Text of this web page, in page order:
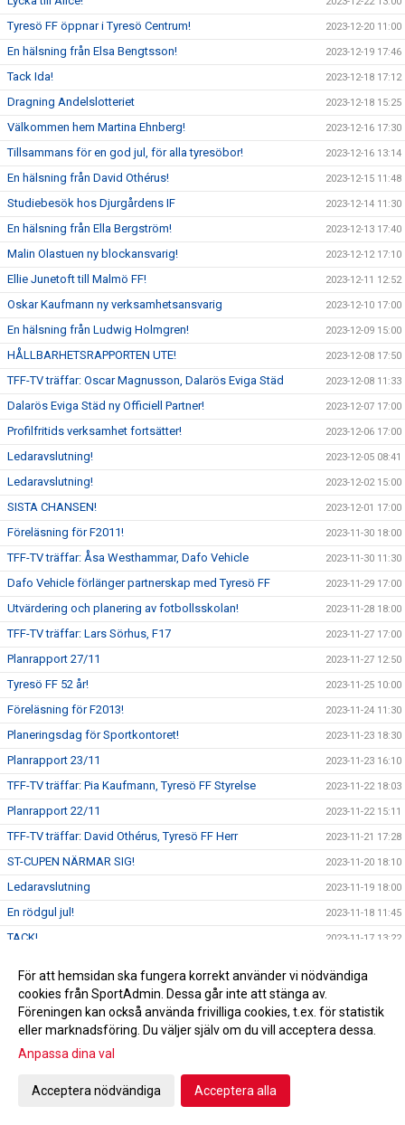
Tyresö FF öppnar i Tyresö Centrum! 2023-12-20 11:00
En hälsning från Elsa Bengtsson! 2023-12-19 17:46
Tack Ida! 2023-12-18 17:12
Dragning Andelslotteriet 2023-12-18 15:25
Välkommen hem Martina Ehnberg! 2023-12-16 17:30
Tillsammans för en god jul, för alla tyresöbor! 2023-12-16 13:14
En hälsning från David Othérus! 2023-12-15 11:48
Studiebesök hos Djurgårdens IF 2023-12-14 11:30
En hälsning från Ella Bergström! 2023-12-13 17:40
Malin Olastuen ny blockansvarig! 2023-12-12 17:10
Ellie Junetoft till Malmö FF! 2023-12-11 12:52
Oskar Kaufmann ny verksamhetsansvarig 2023-12-10 17:00
En hälsning från Ludwig Holmgren! 2023-12-09 15:00
HÅLLBARHETSRAPPORTEN UTE! 2023-12-08 17:50
TFF-TV träffar: Oscar Magnusson, Dalarös Eviga Städ 2023-12-08 11:33
Dalarös Eviga Städ ny Officiell Partner! 2023-12-07 17:00
Profilfritids verksamhet fortsätter! 2023-12-06 17:00
Ledaravslutning! 2023-12-05 08:41
Ledaravslutning! 2023-12-02 15:00
SISTA CHANSEN! 2023-12-01 17:00
Föreläsning för F2011! 2023-11-30 18:00
TFF-TV träffar: Åsa Westhammar, Dafo Vehicle 2023-11-30 11:30
Dafo Vehicle förlänger partnerskap med Tyresö FF 2023-11-29 17:00
Utvärdering och planering av fotbollsskolan! 2023-11-28 18:00
TFF-TV träffar: Lars Sörhus, F17 2023-11-27 17:00
Planrapport 27/11 2023-11-27 12:50
Tyresö FF 52 år! 2023-11-25 10:00
Föreläsning för F2013! 2023-11-24 11:30
Planeringsdag för Sportkontoret! 2023-11-23 18:30
Planrapport 23/11 2023-11-23 16:10
TFF-TV träffar: Pia Kaufmann, Tyresö FF Styrelse 2023-11-22 18:03
Planrapport 22/11 2023-11-22 15:11
TFF-TV träffar: David Othérus, Tyresö FF Herr 2023-11-21 17:28
ST-CUPEN NÄRMAR SIG! 2023-11-20 18:10
Ledaravslutning 2023-11-19 18:00
En rödgul jul! 2023-11-18 11:45
TACK! 2023-11-17 13:22
TFF-TV träffar: Emilia Åberg & Tuva Swanberg, Tyresö FF
F14
2023-11-14 11:12
Emilia Ågren och Tuva Swanberg till distriktslagssamlingen! 2023-11-14 10:48
TFF-TV träffar: Alice Bengtzon Scheele
TFF-TV träffar: Emil Pagrot, Tyresö FF Dam
För att hemsidan ska fungera korrekt använder vi nödvändiga
cookies från SportAdmin. Dessa går inte att stänga av.
Föreningen kan också använda frivilliga cookies, t.ex. för statistik
eller marknadsföring. Du väljer själv om du vill acceptera dessa.
Anpassa dina val
Acceptera nödvändiga Acceptera alla